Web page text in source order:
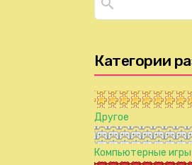
Категории
Другое
Компьютерные игры